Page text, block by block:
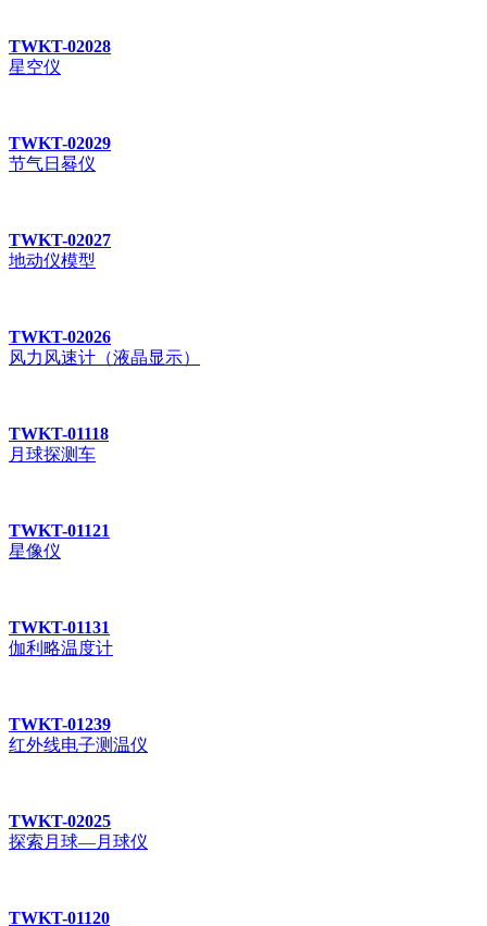
TWKT-02028
星空仪
TWKT-02029
节气日晷仪
TWKT-02027
地动仪模型
TWKT-02026
风力风速计（液晶显示）
TWKT-01118
月球探测车
TWKT-01121
星像仪
TWKT-01131
伽利略温度计
TWKT-01239
红外线电子测温仪
TWKT-02025
探索月球—月球仪
TWKT-01120